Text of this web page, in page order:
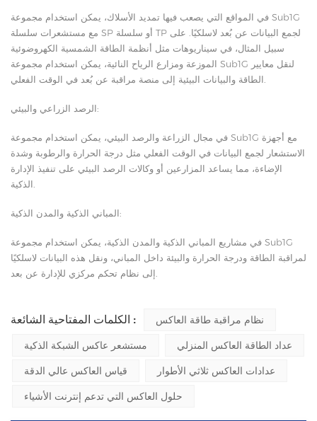
في المواقع التي يصعب فيها تمديد الأسلاك، يمكن استخدام مجموعة Sub1G
مع مستشعرات سلسلة SP أو سلسلة TP لجمع البيانات عن بُعد لاسلكيًا. على
سبيل المثال، في سيناريوهات مثل أنظمة الطاقة الشمسية الكهروضوئية
الموزعة ومزارع الرياح النائية، يمكن استخدام مجموعة Sub1G لنقل معايير
الطاقة والبيانات البيئية إلى منصة مراقبة عن بُعد في الوقت الفعلي.
الرصد الزراعي والبيئي:
في مجال الزراعة والرصد البيئي، يمكن استخدام مجموعة Sub1G مع أجهزة
الاستشعار لجمع البيانات في الوقت الفعلي مثل درجة الحرارة والرطوبة وشدة
الإضاءة، مما يساعد المزارعين أو وكالات الرصد البيئي على تنفيذ الإدارة
الذكية.
المباني الذكية والمدن الذكية:
في مشاريع المباني الذكية والمدن الذكية، يمكن استخدام مجموعة Sub1G
لمراقبة الطاقة ودرجة الحرارة والبيئة داخل المباني، ونقل هذه البيانات لاسلكيًا
إلى نظام تحكم مركزي للإدارة عن بعد.
الكلمات المفتاحية الشائعة :
نظام مراقبة طاقة العاكس
مستشعر عاكس الشبكة الذكية
عداد الطاقة العاكس المنزلي
قياس العاكس عالي الدقة
عدادات العاكس ثلاثي الأطوار
حلول العاكس التي تدعم إنترنت الأشياء